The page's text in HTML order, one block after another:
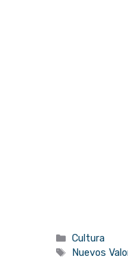
Categorías
Cultura
Etiquetas
Nuevos